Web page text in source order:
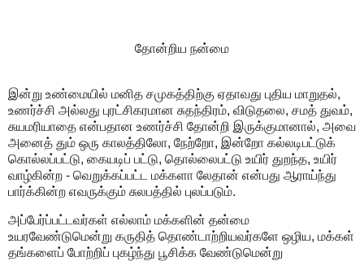
தோன்றிய நன்மை
இன்று உண்மையில் மனித சமுகத்திற்கு ஏதாவது புதிய மாறுதல்,
உணர்ச்சி அல்லது புரட்சிகரமான சுதந்திரம், விடுதலை, சமத் துவம்,
சுயமரியாதை என்பதான உணர்ச்சி தோன்றி இருக்குமானால், அவை
அனைத் தும் ஒரு காலத்திலோ, நேற்றோ, இன்றோ கல்லடிபட்டுக்
கொல்லப்பட்டு, கையடிப் பட்டு, தொல்லைபட்டு உயிர் துறந்த, உயிர்
வாழ்கின்ற - வெறுக்கப்பட்ட மக்களா லேதான் என்பது ஆராய்ந்து
பார்க்கின்ற எவருக்கும் சுலபத்தில் புலப்படும்.
அப்பேர்ப்பட்டவர்கள் எல்லாம் மக்களின் தன்மை
உயரவேண்டுமென்று கருதித் தொண்டாற்றியவர்களே ஒழிய, மக்கள்
தங்களைப் போற்றிப் புகழ்ந்து பூசிக்க வேண்டுமென்று